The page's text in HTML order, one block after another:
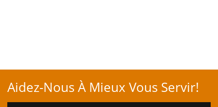
Aidez-Nous À Mieux Vous Servir!